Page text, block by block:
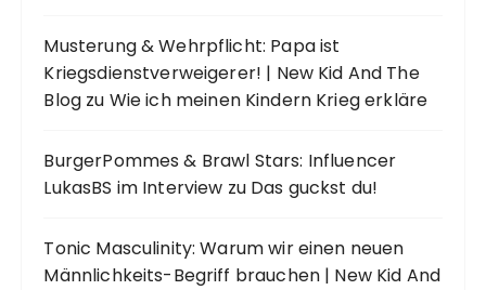
Musterung & Wehrpflicht: Papa ist
Kriegsdienstverweigerer! | New Kid And The
Blog zu Wie ich meinen Kindern Krieg erkläre
BurgerPommes & Brawl Stars: Influencer
LukasBS im Interview zu Das guckst du!
Tonic Masculinity: Warum wir einen neuen
Männlichkeits-Begriff brauchen | New Kid And